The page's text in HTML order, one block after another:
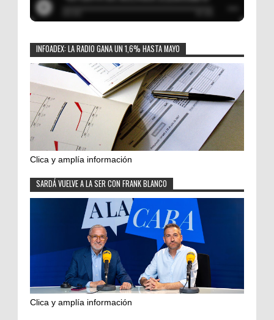
INFOADEX: LA RADIO GANA UN 1,6% HASTA MAYO
Clica y amplía información
SARDÁ VUELVE A LA SER CON FRANK BLANCO
Clica y amplía información